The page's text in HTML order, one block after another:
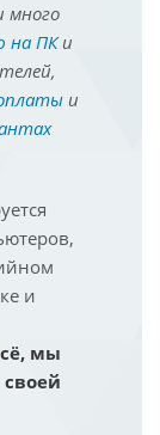
много
на ПКи
и
и
мы